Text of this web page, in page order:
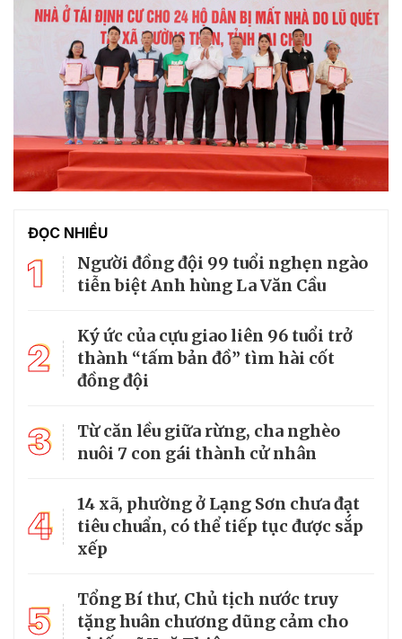
ĐỌC NHIỀU
1
Người đồng đội 99 tuổi nghẹn ngào
tiễn biệt Anh hùng La Văn Cầu
2
Ký ức của cựu giao liên 96 tuổi trở
thành “tấm bản đồ” tìm hài cốt
đồng đội
3
Từ căn lều giữa rừng, cha nghèo
nuôi 7 con gái thành cử nhân
4
14 xã, phường ở Lạng Sơn chưa đạt
tiêu chuẩn, có thể tiếp tục được sắp
xếp
5
Tổng Bí thư, Chủ tịch nước truy
tặng huân chương dũng cảm cho